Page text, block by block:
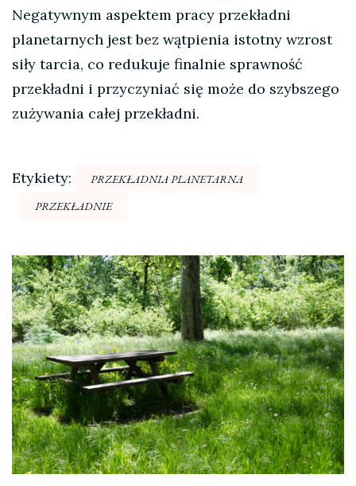
Negatywnym aspektem pracy przekładni
planetarnych jest bez wątpienia istotny wzrost
siły tarcia, co redukuje finalnie sprawność
przekładni i przyczyniać się może do szybszego
zużywania całej przekładni.
Etykiety:
PRZEKŁADNIA PLANETARNA
PRZEKŁADNIE
Nawigacja
wpisu